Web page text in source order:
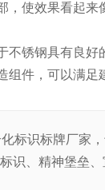
使效果看起来
锈钢具有良好
件，可以满足
标识标牌厂家
识、精神堡垒